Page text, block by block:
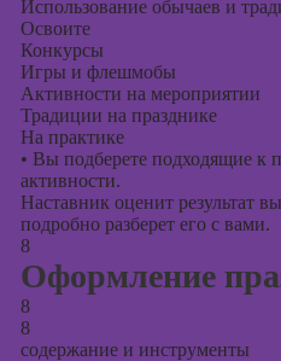
Использование обычаев и
Освоите
Конкурсы
Игры и флешмобы
Активности на мероприятии
Традиции на празднике
На практике
• Вы подберете подходящие к
активности.
Наставник оценит результат
подробно разберет его с вами.
8
Оформление
8
8
содержание и инструменты